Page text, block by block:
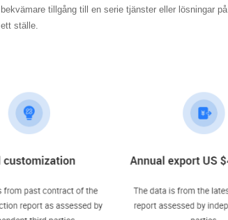
bekvämare tillgång till en serie tjänster eller lösningar på
ett ställe.